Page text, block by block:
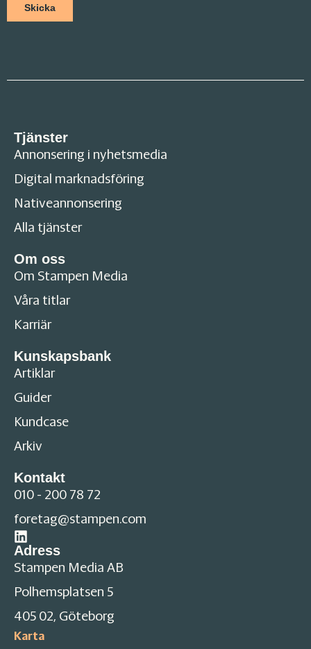
Tjänster
Annonsering i nyhetsmedia
Digital marknadsföring
Nativeannonsering
Alla tjänster
Om oss
Om Stampen Media
Våra titlar
Karriär
Kunskapsbank
Artiklar
Guider
Kundcase
Arkiv
Kontakt
010 - 200 78 72
foretag@stampen.com
Adress
Stampen Media AB
Polhemsplatsen 5
405 02, Göteborg
Karta